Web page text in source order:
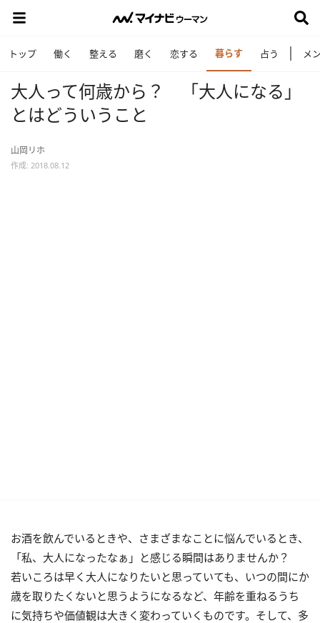
トップ 働く 整える 磨く 恋する 暮らす 占う メ
大人って何歳から？ 「大人になる」
とはどういうこと
山岡リホ
作成: 2018.08.12
お酒を飲んでいるときや、さまざまなことに悩んでいるとき、
「私、大人になったなぁ」と感じる瞬間はありませんか？
若いころは早く大人になりたいと思っていても、いつの間にか
歳を取りたくないと思うようになるなど、年齢を重ねるうち
に気持ちや価値観は大きく変わっていくものです。そして、多